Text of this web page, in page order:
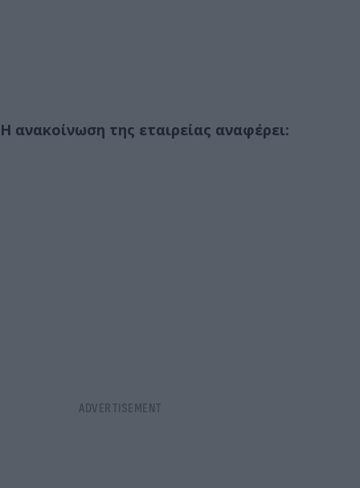
Η ανακοίνωση της εταιρείας αναφέρει: